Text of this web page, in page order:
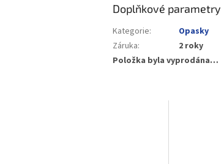
Doplňkové parametry
Kategorie:
Opasky
Záruka:
2 roky
Položka byla vyprodána…